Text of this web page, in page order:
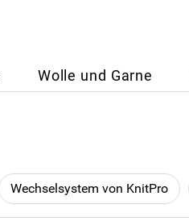
Wolle und Garne
Wechselsystem von KnitPro